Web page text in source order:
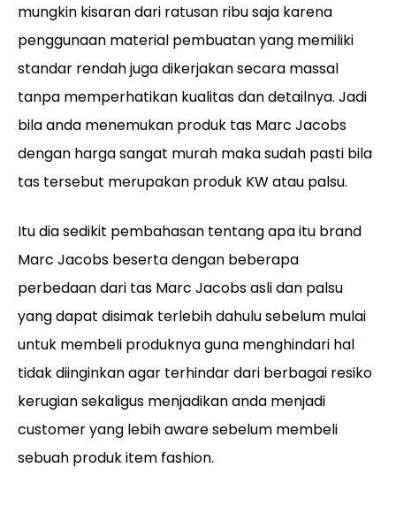
mungkin kisaran dari ratusan ribu saja karena
penggunaan material pembuatan yang memiliki
standar rendah juga dikerjakan secara massal
tanpa memperhatikan kualitas dan detailnya. Jadi
bila anda menemukan produk tas Marc Jacobs
dengan harga sangat murah maka sudah pasti bila
tas tersebut merupakan produk KW atau palsu.
Itu dia sedikit pembahasan tentang apa itu brand
Marc Jacobs beserta dengan beberapa
perbedaan dari tas Marc Jacobs asli dan palsu
yang dapat disimak terlebih dahulu sebelum mulai
untuk membeli produknya guna menghindari hal
tidak diinginkan agar terhindar dari berbagai resiko
kerugian sekaligus menjadikan anda menjadi
customer yang lebih aware sebelum membeli
sebuah produk item fashion.